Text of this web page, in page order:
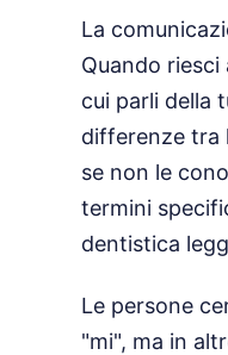
La
Quando
cui parli della
differenze tra
se non le
termini
dentistica
Le persone
"mi", ma in